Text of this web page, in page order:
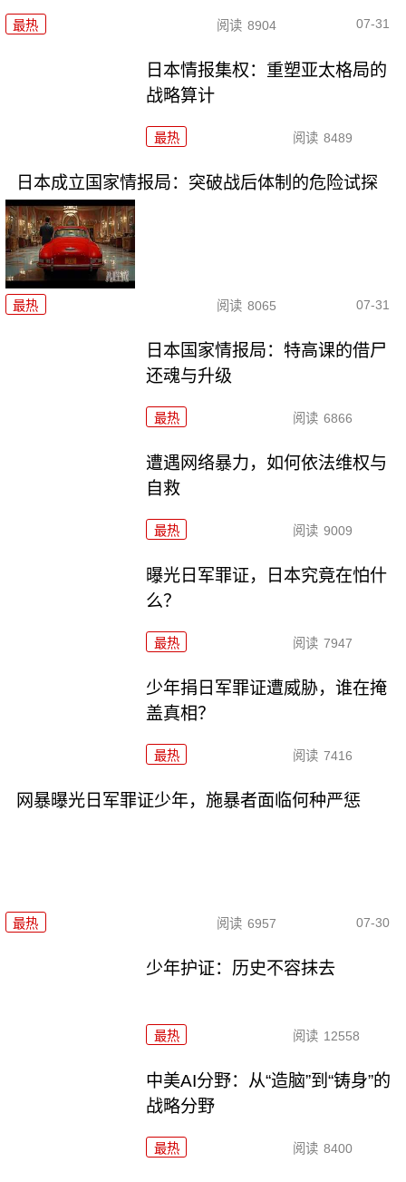
最热 阅读 8904 07-31
日本情报集权：重塑亚太格局的
战略算计
最热 阅读 8489
日本成立国家情报局：突破战后体制的危险试探
最热 阅读 8065 07-31
日本国家情报局：特高课的借尸
还魂与升级
最热 阅读 6866
遭遇网络暴力，如何依法维权与
自救
最热 阅读 9009
曝光日军罪证，日本究竟在怕什
么？
最热 阅读 7947
少年捐日军罪证遭威胁，谁在掩
盖真相？
最热 阅读 7416
网暴曝光日军罪证少年，施暴者面临何种严惩
最热 阅读 6957 07-30
少年护证：历史不容抹去
最热 阅读 12558
中美AI分野：从“造脑”到“铸身”的
战略分野
最热 阅读 8400